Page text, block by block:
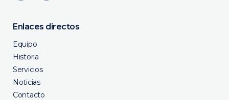
Enlaces directos
Equipo
Historia
Servicios
Noticias
Contacto